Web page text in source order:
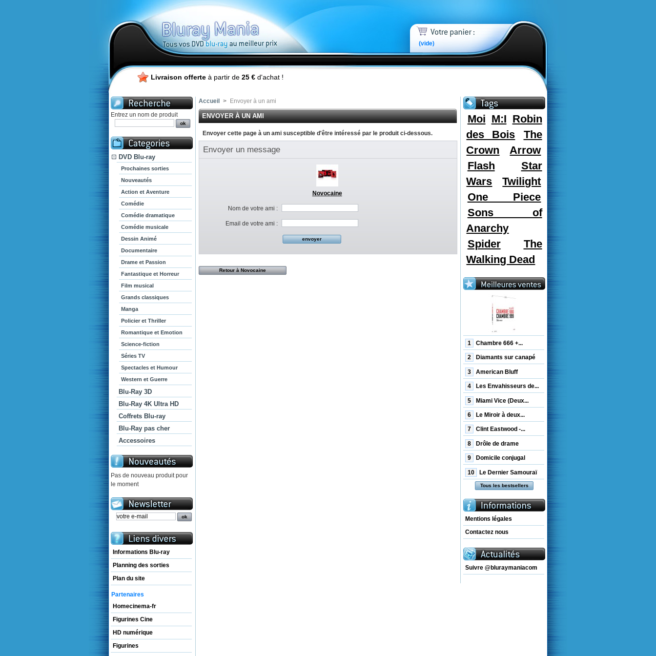
(vide)
Livraison offerte à partir de 25 € d'achat !
Entrez un nom de produit
DVD Blu-ray
Prochaines sorties
Nouveautés
Action et Aventure
Comédie
Comédie dramatique
Comédie musicale
Dessin Animé
Documentaire
Drame et Passion
Fantastique et Horreur
Film musical
Grands classiques
Manga
Policier et Thriller
Romantique et Emotion
Science-fiction
Séries TV
Spectacles et Humour
Western et Guerre
Blu-Ray 3D
Blu-Ray 4K Ultra HD
Coffrets Blu-ray
Blu-Ray pas cher
Accessoires
Pas de nouveau produit pour
le moment
Informations Blu-ray
Planning des sorties
Plan du site
Partenaires
Homecinema-fr
Figurines Cine
HD numérique
Figurines
Accueil > Envoyer à un ami
ENVOYER À UN AMI
Envoyer cette page à un ami susceptible d'être intéressé par le produit ci-dessous.
Envoyer un message
Novocaine
Nom de votre ami :
Email de votre ami :
Retour à Novocaine
Moi M:I Robin
des Bois
The
Crown
Arrow
Flash
Star
Wars
Twilight
One Piece
Sons of
Anarchy
Spider
The
Walking Dead
1 Chambre 666 +...
2 Diamants sur canapé
3 American Bluff
4 Les Envahisseurs de...
5 Miami Vice (Deux...
6 Le Miroir à deux...
7 Clint Eastwood -...
8 Drôle de drame
9 Domicile conjugal
10 Le Dernier Samouraï
Tous les bestsellers
Mentions légales
Contactez nous
Suivre @bluraymaniacom